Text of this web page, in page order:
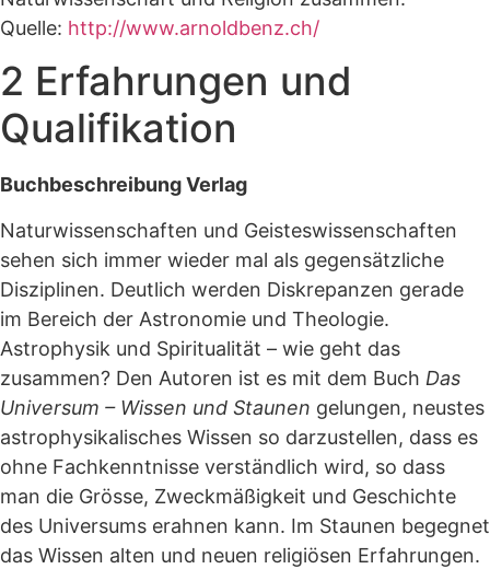
Quelle: http://www.arnoldbenz.ch/
2 Erfahrungen und
Qualifikation
Buchbeschreibung Verlag
Naturwissenschaften und Geisteswissenschaften
sehen sich immer wieder mal als gegensätzliche
Disziplinen. Deutlich werden Diskrepanzen gerade
im Bereich der Astronomie und Theologie.
Astrophysik und Spiritualität – wie geht das
zusammen? Den Autoren ist es mit dem Buch Das
Universum – Wissen und Staunen gelungen, neustes
astrophysikalisches Wissen so darzustellen, dass es
ohne Fachkenntnisse verständlich wird, so dass
man die Grösse, Zweckmäßigkeit und Geschichte
des Universums erahnen kann. Im Staunen begegnet
das Wissen alten und neuen religiösen Erfahrungen.